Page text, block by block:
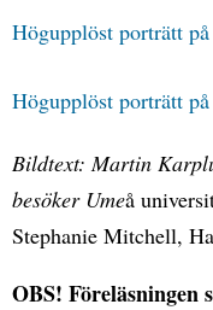
Högupplöst porträtt
Högupplöst porträtt
Bildtext: Martin
besöker Umeå
Stephanie Mitchell,
OBS! Föreläsningen